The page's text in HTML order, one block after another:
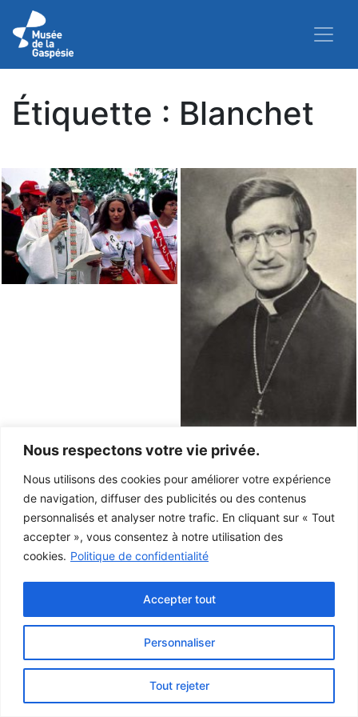
Nous respectons votre vie privée.
Nous utilisons des cookies pour améliorer votre expérience
de navigation, diffuser des publicités ou des contenus
personnalisés et analyser notre trafic. En cliquant sur « Tout
accepter », vous consentez à notre utilisation des
cookies. Politique de confidentialité
Personnaliser
Tout rejeter
Accepter tout
Étiquette : Blanchet
Ce projet a été rendu possible grâce au
gouvernement du Canada.
Connexion
Conception:Le Web simple